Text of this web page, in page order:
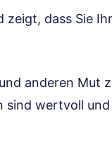
zeigt, dass Sie
anderen Mut
sind wertvoll und